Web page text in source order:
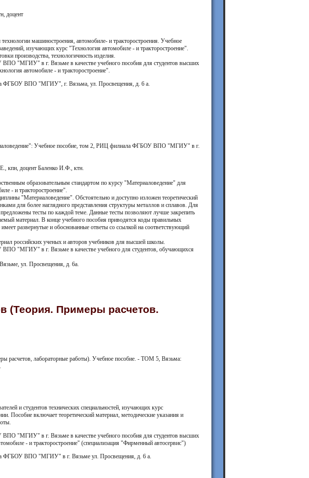
доцент
машиностроения, автомобиле- и тракторостроения. Учебное
изучающих курс "Технология автомобиле - и тракторостроение".
производства, технологичность изделия.
"МГИУ" в г. Вязьме в качестве учебного пособия для студентов высших
автомобиле - и тракторостроение".
ФГБОУ ВПО "МГИУ", г. Вязьма, ул. Просвещения, д. 6 а.
Учебное пособие, том 2, РИЦ филиала ФГБОУ ВПО "МГИУ" в г.
кпн, доцент Баленко И.Ф., ктн.
образовательным стандартом по курсу "Материаловедение" для
- и тракторостроение".
"Материаловедение". Обстоятельно и доступно изложен теоретический
для более наглядного представления структуры металлов и сплавов. Для
тесты по каждой теме. Данные тесты позволяют лучше закрепить
материал. В конце учебного пособия приводятся коды правильных
развернутые и обоснованные ответы со ссылкой на соответствующий
российских ученых и авторов учебников для высшей школы.
"МГИУ" в г. Вязьме в качестве учебного для студентов, обучающихся
ул. Просвещения, д. 6а.
(Теория. Примеры расчетов.
расчетов, лабораторные работы). Учебное пособие. - ТОМ 5, Вязьма:
и студентов технических специальностей, изучающих курс
Пособие включает теоретический материал, методические указания и
"МГИУ" в г. Вязьме в качестве учебного пособия для студентов высших
- и тракторостроение" (специализация "Фирменный автосервис")
ФГБОУ ВПО "МГИУ" в г. Вязьме ул. Просвещения, д. 6 а.